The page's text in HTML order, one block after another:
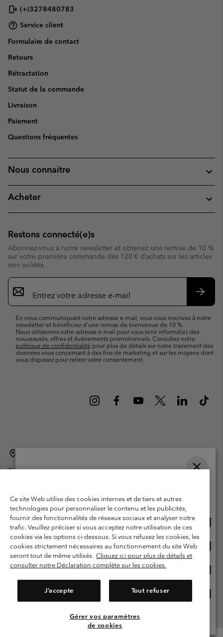
(+)3278480783
Service client
Formulaire de contact
Retours
Rétractation
Statut de la commande
Livraison
Paiement
Questions fréquentes
Nous connaitre
Acheter
Restons connecté(e)s
Abonnez-vous à notre newsletter et obtenez une remise de 10 %
sur votre première commande dès 120 € d’achats sur les articles
non soldés.
Inscription
par
e-
En nous communiquant votre adresse e-mail, vous vous inscrivez à notre
newsletter et bénéficiez d’une remise de bienvenue de 10 %.
Nous utiliserons votre adresse e-mail pour vous tenir informé(e) des
nouveautés, offres et événements promotionnels. Consultez notre
politique de confidentialité pour plus de détails sur notre traitement des
données vous concernant à des fins de marketing et sur les moyens dont
vous disposez pour retirer votre consentement.
©2026Columbia Sportswear International Sarl. Avenue des Morgines, 12
Garanties Légales
Politique de confidentialité
Conditions d'utilisation - Membres
Conditions D'utilisation - Contenu généré par l'utilisateur
Impressum
Cookies
Ce site Web utilise des cookies internes et de tiers et autres
technologies pour personnaliser le contenu et les publicités,
fournir des fonctionnalités de réseaux sociaux et analyser notre
trafic. Veuillez préciser si vous acceptez notre utilisation de ces
cookies via les options ci-dessous. Si vous refusez les cookies, les
cookies strictement nécessaires au fonctionnement du site Web
seront tout de même utilisés. Cliquez ici pour plus de détails et
consulter notre Déclaration complète sur les cookies.
J’accepte Tout refuser
Gérer vos paramètres
de cookies
Achats en ligne disponibles
United States
ligne
Belgium-English
ligne
Belgium-Français
ligne
Belgium-Dutch
Voir Tous Les Pays